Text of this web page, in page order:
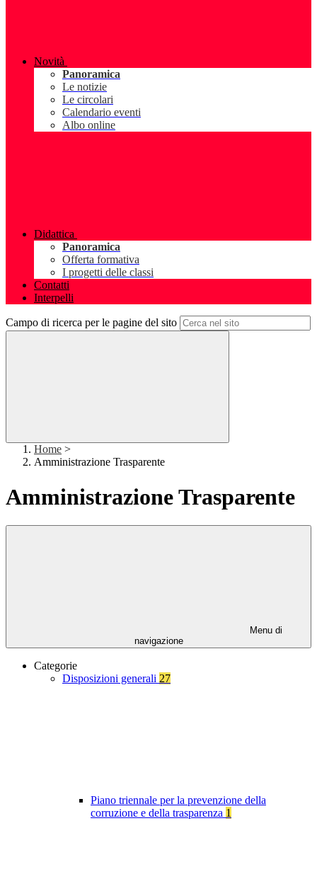
Novità
Panoramica
Le notizie
Le circolari
Calendario eventi
Albo online
Didattica
Panoramica
Offerta formativa
I progetti delle classi
Contatti
Interpelli
Campo di ricerca per le pagine del sito
Home >
Amministrazione Trasparente
Amministrazione Trasparente
Menu di
navigazione
Categorie
Disposizioni generali 27
Piano triennale per la prevenzione della
corruzione e della trasparenza 1